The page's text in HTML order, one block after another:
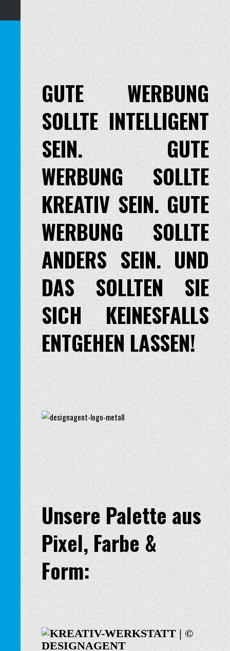
GUTE WERBUNG
SOLLTE INTELLIGENT
SEIN. GUTE
WERBUNG SOLLTE
KREATIV SEIN. GUTE
WERBUNG SOLLTE
ANDERS SEIN. UND
DAS SOLLTEN SIE
SICH KEINESFALLS
ENTGEHEN LASSEN!
Unsere Palette aus
Pixel, Farbe &
Form: